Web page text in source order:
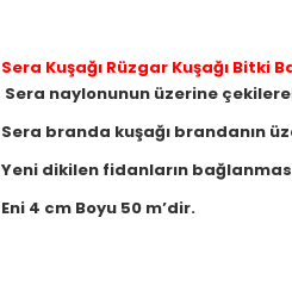
Sera Kuşağı Rüzgar Kuşağı Bitki
Sera naylonunun üzerine
Sera branda kuşağı brandanın
Yeni dikilen fidanların
Eni 4 cm Boyu 50 m’dir.